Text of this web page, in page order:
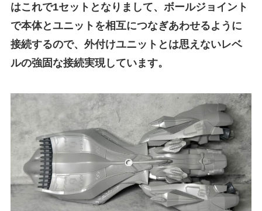
はこれで1セットとなりまして、ボールジョイント
で本体とユニットを相互につなぎあわせるように
接続するので、外付けユニットとは思えないレベ
ルの強固な接続実現しています。